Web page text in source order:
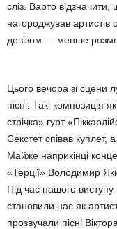
сліз. Варто
нагороджував
девізом — менше
Цього вечора зі сцени
пісні. Такі композиція
стрічка» гурт
Секстет співав куплет,
Майже наприкінці
«Терції» Володимир
Під час нашого виступу
становили нас як
прозвучали пісні